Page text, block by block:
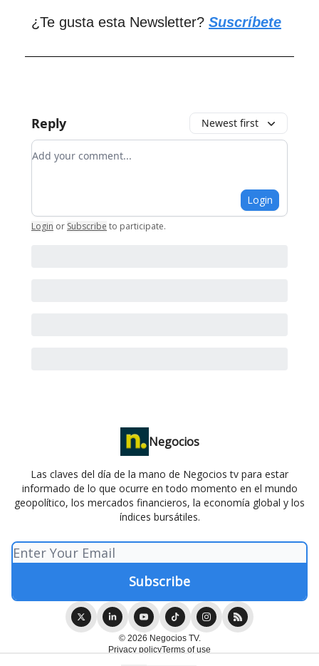
¿Te gusta esta Newsletter? Suscríbete
Reply Newest first
Add your comment
Login
Login or Subscribe to participate.
Negocios
Las claves del día de la mano de Negocios tv para estar
informado de lo que ocurre en todo momento en el mundo
geopolítico, los mercados financieros, la economía global y los
índices bursátiles.
© 2026 Negocios TV.
Privacy policyTerms of use